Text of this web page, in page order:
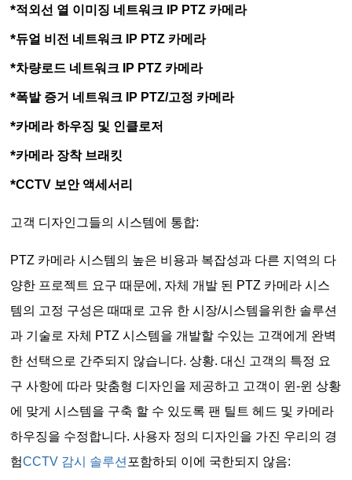
*적외선 열 이미징 네트워크 IP PTZ 카메라
*듀얼 비전 네트워크 IP PTZ 카메라
*차량로드 네트워크 IP PTZ 카메라
*폭발 증거 네트워크 IP PTZ/고정 카메라
*카메라 하우징 및 인클로저
*카메라 장착 브래킷
*CCTV 보안 액세서리
고객 디자인그들의 시스템에 통합:
PTZ 카메라 시스템의 높은 비용과 복잡성과 다른 지역의 다
양한 프로젝트 요구 때문에, 자체 개발 된 PTZ 카메라 시스
템의 고정 구성은 때때로 고유 한 시장/시스템을위한 솔루션
과 기술로 자체 PTZ 시스템을 개발할 수있는 고객에게 완벽
한 선택으로 간주되지 않습니다. 상황. 대신 고객의 특정 요
구 사항에 따라 맞춤형 디자인을 제공하고 고객이 윈-윈 상황
에 맞게 시스템을 구축 할 수 있도록 팬 틸트 헤드 및 카메라
하우징을 수정합니다. 사용자 정의 디자인을 가진 우리의 경
험CCTV 감시 솔루션 포함하되 이에 국한되지 않음: